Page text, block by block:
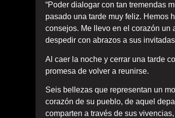
“Poder dialogar con tan tremendas
pasado una tarde muy feliz. Hemos
consejos. Me llevo en el corazón un
despedir con abrazos a sus
Al caer la noche y cerrar una tarde
promesa de volver a reunirse.
Seis bellezas que representan un
corazón de su pueblo, de aquel
comparten a través de sus